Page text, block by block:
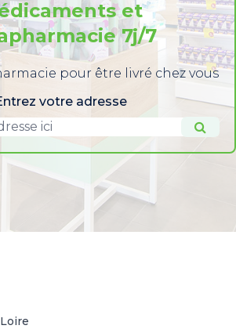
et
7j/7
pour être livré chez vous
votre adresse